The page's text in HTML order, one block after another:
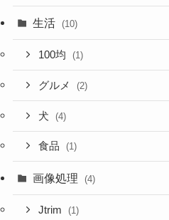
生活 (10)
100均 (1)
グルメ (2)
犬 (4)
食品 (1)
画像処理 (4)
Jtrim (1)